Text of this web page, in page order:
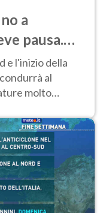
a
pausa.
e l'inizio della
al
molto